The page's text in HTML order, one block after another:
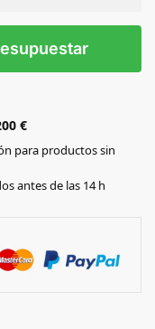
€
para productos sin
antes de las 14 h